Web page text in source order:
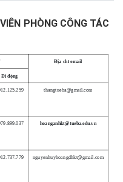
PHÒNG CÔNG TÁC
Địa chỉ email
Đi động
thangtueba@gmail.com
hoanganhkt@tueba.edu.vn
nguyenhuyhoangdhkt@gmail.com